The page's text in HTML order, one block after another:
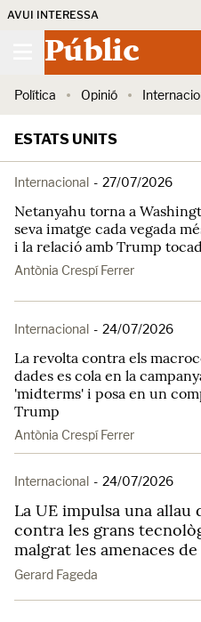
AVUI INTERESSA
Públic
Política Opinió
ESTATS UNITS
Internacional - 27/07/2026
Netanyahu torna a
seva imatge cada vegada
i la relació amb Trump
Antònia Crespí Ferrer
Internacional - 24/07/2026
La revolta contra els
dades es cola en la
'midterms' i posa en un
Trump
Antònia Crespí Ferrer
Internacional - 24/07/2026
La UE impulsa una allau
contra les grans
malgrat les amenaces
Gerard Fageda